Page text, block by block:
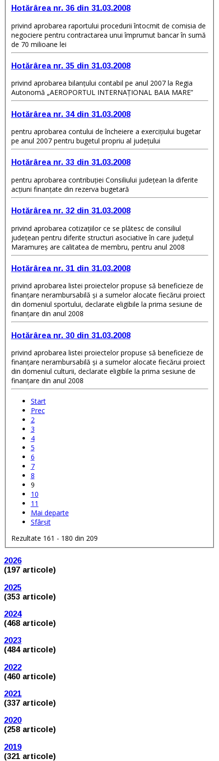
Hotărârea nr. 36 din 31.03.2008
privind aprobarea raportului procedurii întocmit de comisia de
negociere pentru contractarea unui împrumut bancar în sumă
de 70 milioane lei
Hotărârea nr. 35 din 31.03.2008
privind aprobarea bilanţului contabil pe anul 2007 la Regia
Autonomă „AEROPORTUL INTERNAŢIONAL BAIA MARE”
Hotărârea nr. 34 din 31.03.2008
pentru aprobarea contului de încheiere a exerciţiului bugetar
pe anul 2007 pentru bugetul propriu al judeţului
Hotărârea nr. 33 din 31.03.2008
pentru aprobarea contribuţiei Consiliului judeţean la diferite
acţiuni finanţate din rezerva bugetară
Hotărârea nr. 32 din 31.03.2008
privind aprobarea cotizaţiilor ce se plătesc de consiliul
judeţean pentru diferite structuri asociative în care judeţul
Maramureş are calitatea de membru, pentru anul 2008
Hotărârea nr. 31 din 31.03.2008
privind aprobarea listei proiectelor propuse să beneficieze de
finanţare nerambursabilă şi a sumelor alocate fiecărui proiect
din domeniul sportului, declarate eligibile la prima sesiune de
finanţare din anul 2008
Hotărârea nr. 30 din 31.03.2008
privind aprobarea listei proiectelor propuse să beneficieze de
finanţare nerambursabilă şi a sumelor alocate fiecărui proiect
din domeniul culturii, declarate eligibile la prima sesiune de
finanţare din anul 2008
Start
Prec
2
3
4
5
6
7
8
9
10
11
Mai departe
Sfârșit
Rezultate 161 - 180 din 209
2026
(197 articole)
2025
(353 articole)
2024
(468 articole)
2023
(484 articole)
2022
(460 articole)
2021
(337 articole)
2020
(258 articole)
2019
(321 articole)